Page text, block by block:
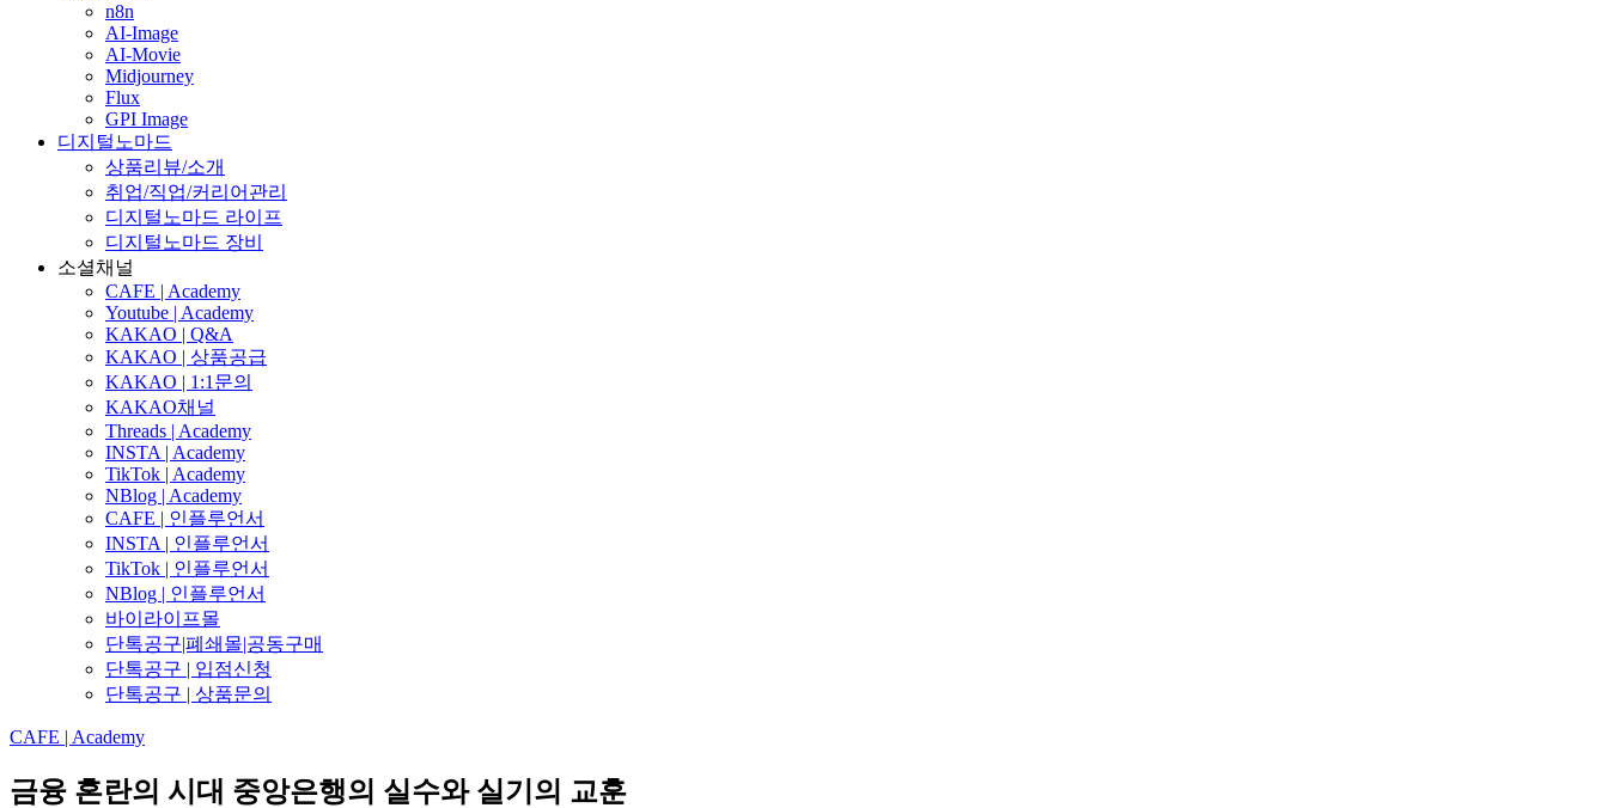
n8n
AI-Image
AI-Movie
Midjourney
Flux
GPI Image
디지털노마드
상품리뷰/소개
취업/직업/커리어관리
디지털노마드 라이프
디지털노마드 장비
소셜채널
CAFE | Academy
Youtube | Academy
KAKAO | Q&A
KAKAO | 상품공급
KAKAO | 1:1문의
KAKAO채널
Threads | Academy
INSTA | Academy
TikTok | Academy
NBlog | Academy
CAFE | 인플루언서
INSTA | 인플루언서
TikTok | 인플루언서
NBlog | 인플루언서
바이라이프몰
단톡공구|폐쇄몰|공동구매
단톡공구 | 입점신청
단톡공구 | 상품문의
CAFE | Academy
금융 혼란의 시대 중앙은행의 실수와 실기의 교훈